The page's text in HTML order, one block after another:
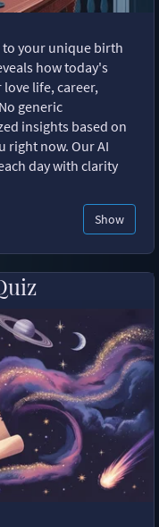
your unique birth
how today's
life, career,
generic
insights based on
right now. Our AI
day with clarity
Show